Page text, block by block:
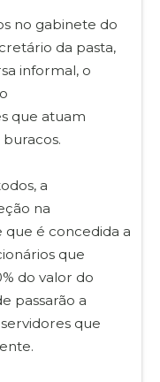
no gabinete do
da pasta,
informal, o
que atuam
a
na
é concedida a
que
do valor do
passarão a
que